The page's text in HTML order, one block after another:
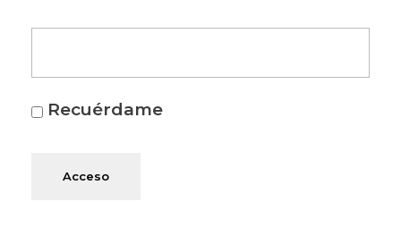
Recuérdame
Acceso